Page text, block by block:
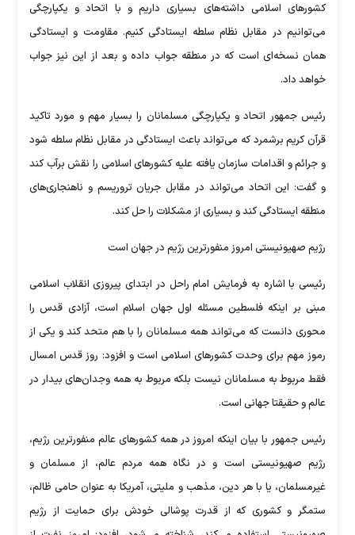
کشور‌های اسلامی داشته‌های بسیاری داریم و با اتحاد و یکپارچگی
می‌توانیم در مقابل نظام سلطه ایستادگی کنیم. مقاومت و ایستادگی
همان نسخه‌ای است که در منطقه جواب داده و بعد از این نیز جواب
خواهد داد.
رئیس جمهور اتحاد و یکپارچگی مسلمانان را بسیار مهم و مورد تاکید
قرآن کریم برشمرد که می‌تواند باعث ایستادگی در مقابل نظام سلطه شود
و جرائم و اقدامات سازمان یافته علیه کشور‌های اسلامی را نقش برآب کند
و گفت: این اتحاد می‌تواند در مقابل جریان تروریسم و ناهنجاری‌های
منطقه ایستادگی کند و بسیاری از مشکلات را حل کند.
رژیم صهیونیستی امروز منفورترین رژیم در جهان است
رئیسی با اشاره به فرمایش امام راحل در ابتدای پیروزی انقلاب اسلامی
مبنی بر اینکه فلسطین مسئله اول جهان اسلام است، آزادی قدس را
محوری دانست که می‌تواند همه مسلمانان را با هم متحد کند و یکی از
رموز مهم برای وحدت کشور‌های اسلامی است و افزود: روز قدس امسال
فقط مربوط به مسلمانان نیست بلکه مربوط به همه وجدان‌های بیدار در
عالم و حقیقتا جهانی است.
رئیس جمهور با بیان اینکه امروز در همه کشور‌های عالم منفورترین رژیم،
رژیم صهیونیستی است و در نگاه همه مردم عالم، از مسلمان و
غیرمسلمان، یا با هر دین، مذهب و ملیتی، آمریکا به عنوان حامی ظالم،
ستمگر و کشوری که از قدرت پوشالی خودش برای حمایت از رژیم